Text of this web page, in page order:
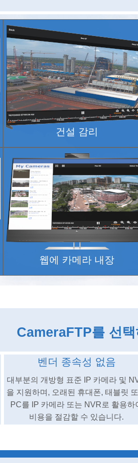
건설 감리
웹에 카메라 내장
CameraFTP를 선
벤더 종속성 없음
대부분의 개방형 표준 IP 카메라 및
을 지원하며, 오래된 휴대폰, 태블릿
PC를 IP 카메라 또는 NVR로 활용하
비용을 절감할 수 있습니다.